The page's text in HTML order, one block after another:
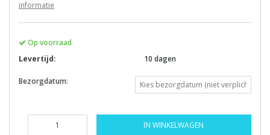
informatie
Op voorraad
Levertijd:
10 dagen
Bezorgdatum:
IN WINKELWAGEN